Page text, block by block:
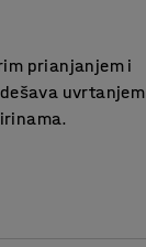
prianjanjem i
uvrtanjem